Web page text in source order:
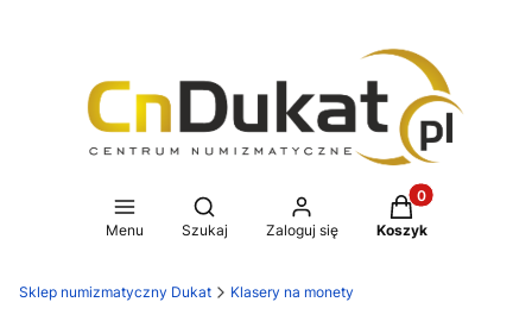
Menu
Otwórz wyszukiwarkę
Szukaj Zaloguj się
Produkty w
Koszyk
Sklep numizmatyczny Dukat Klasery na monety